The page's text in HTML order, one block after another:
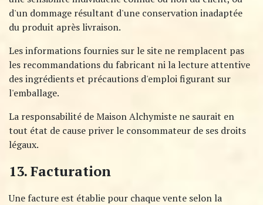
d'un dommage résultant d'une conservation inadaptée
du produit après livraison.
Les informations fournies sur le site ne remplacent pas
les recommandations du fabricant ni la lecture attentive
des ingrédients et précautions d'emploi figurant sur
l'emballage.
La responsabilité de Maison Alchymiste ne saurait en
tout état de cause priver le consommateur de ses droits
légaux.
13. Facturation
Une facture est établie pour chaque vente selon la